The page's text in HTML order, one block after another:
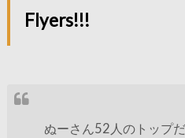
Flyers!!!
ぬーさん52人のトップ